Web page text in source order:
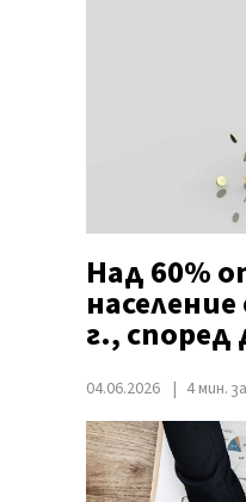
Над 60%
г., според
04.06.2026 4 мин.